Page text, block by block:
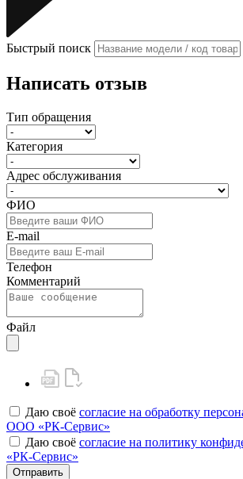
Быстрый поиск
Написать отзыв
Тип обращения
Категория
Адрес обслуживания
ФИО
E-mail
Телефон
Комментарий
Файл
Даю своё согласие на обработку
ООО «РК-Сервис»
Даю своё согласие на политику
«РК-Сервис»
Отправить